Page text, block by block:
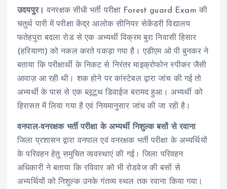
उदयपुर।वनरक्षक सीधी भर्ती परीक्षा Forest guard Exam की
चतुर्थ पारी में परीक्षा केंद्र आलोक सीनियर सेकेंडरी विद्यालय
फतेहपुरा बदला रोड से एक अभ्यर्थी विक्रम बुरा निवासी हिसार
(हरियाणा) को नकल करते पकड़ा गया है। एडीएम ओ पी बुनकर ने
बताया कि परीक्षार्थी के निकट से निरंतर माइक्रोफोन स्पीकर जैसी
आवाज़ आ रही थी। शक होने पर कांस्टेबल द्वारा जांच की गई तो
अभ्यर्थी के पास से एक ब्लूटूथ डिवाईज बरामद हुआ। अभ्यर्थी को
हिरासत में लिया गया है एवं नियमानुसार जांच की जा रही है।
वनपाल-वनरक्षक भर्ती परीक्षा के अभ्यर्थी निशुल्क बसों से रवाना
जिला प्रशासन द्वारा वनपाल एवं वनरक्षक भर्ती परीक्षा के अभ्यर्थियों
के परिवहन हेतु समुचित व्यवस्थाएं की गई। जिला परिवहन
अधिकारी ने बताया कि रविवार को भी रोडवेज की बसों से
अभ्यर्थियों को निशुल्क उनके गंतव्य स्थल तक रवाना किया गया।